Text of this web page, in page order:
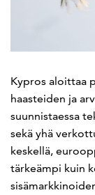
Kypros aloittaa
haasteiden ja
suunnistaessa
sekä yhä
keskellä,
tärkeämpi kuin